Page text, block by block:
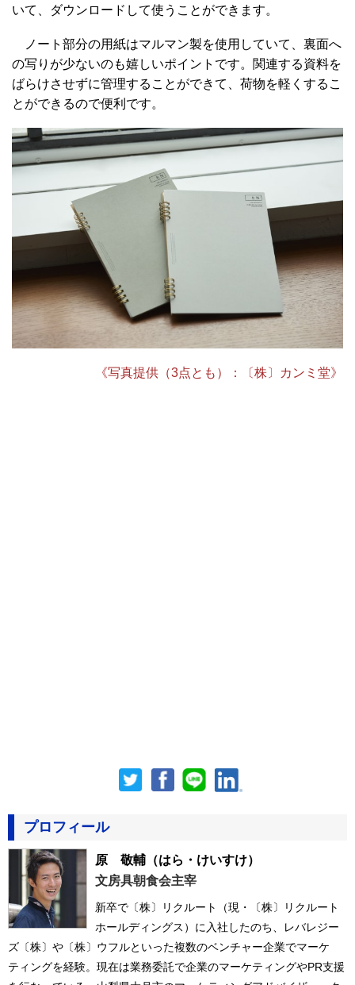
いて、ダウンロードして使うことができます。
ノート部分の用紙はマルマン製を使用していて、裏面へ
の写りが少ないのも嬉しいポイントです。関連する資料を
ばらけさせずに管理することができて、荷物を軽くするこ
とができるので便利です。
《写真提供（3点とも）：〔株〕カンミ堂》
プロフィール
原 敬輔 （はら・けいすけ）
文房具朝食会主宰
新卒で〔株〕リクルート（現・〔株〕リクルート
ホールディングス）に入社したのち、レバレジー
ズ〔株〕や〔株〕ウフルといった複数のベンチャー企業でマーケ
ティングを経験。現在は業務委託で企業のマーケティングやPR支援